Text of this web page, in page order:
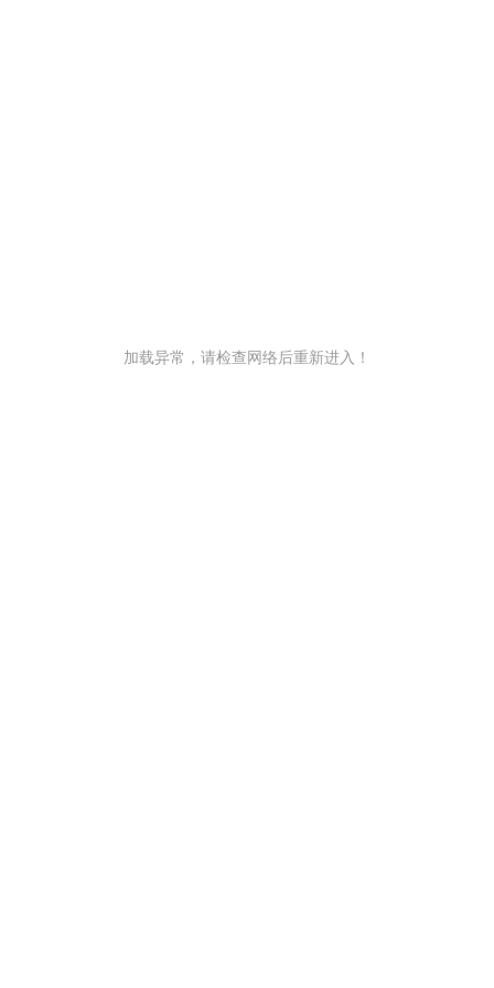
加载异常，请检查网络后重新进入！